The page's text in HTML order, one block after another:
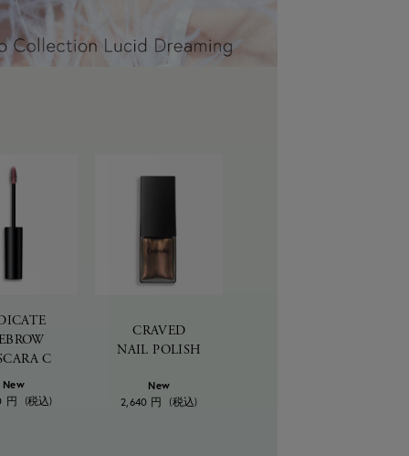
C
New
円 (税込)
CRAVED
NAIL POLISH
New
2,640 円 (税込)